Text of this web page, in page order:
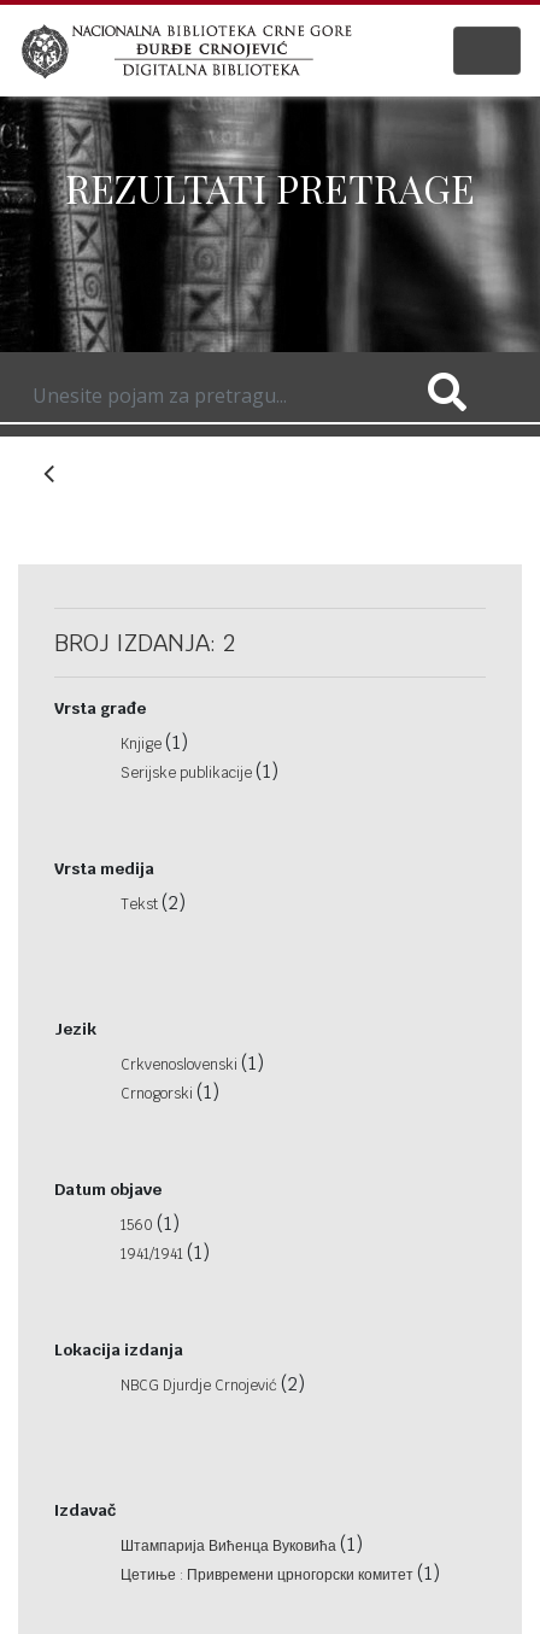
REZULTATI PRETRAGE
BROJ IZDANJA: 2
Vrsta građe
Knjige(1)
Serijske publikacije(1)
Vrsta medija
Tekst(2)
Jezik
Crkvenoslovenski (1)
Crnogorski (1)
Datum objave
1560 (1)
1941/1941(1)
Lokacija izdanja
NBCG Djurdje Crnojević (2)
Izdavač
Штампарија Вићенца Вуковића(1)
Цетиње : Привремени црногорски комитет(1)